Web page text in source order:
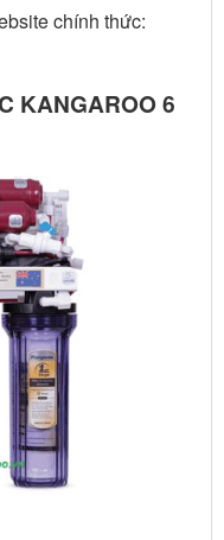
chính thức:
KANGAROO 6